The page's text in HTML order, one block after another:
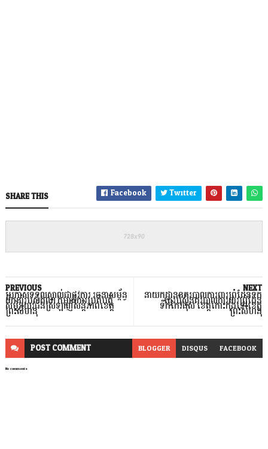
SHARE THIS Facebook Twitter
NEXT
នាយកដ្ឋាននគរបាលការពារព្រំដែនទឹក
ផ្ទេរប៉ុស្ត៍នគរបាលការពារព្រំដែន
ទឹកកែវផុស ខេត្តកោះកុងទៅខេត្ត
ព្រះសីហនុ
PREVIOUS
ប្រកាសទទួលស្គាល់ជាផ្លូវការ រចនាសម្ព័ន្ធ
ដឹកនាំរបស់គណ:កម្មាធិការប្រតិបត្តិ
សម្ព័ន្ធយុវជនស្រឡាញ់សន្តិភាពខេត្ត
ព្រះសីហនុ
POSTCOMMENT BLOGGER DISQUS FACEBOOK
No comments